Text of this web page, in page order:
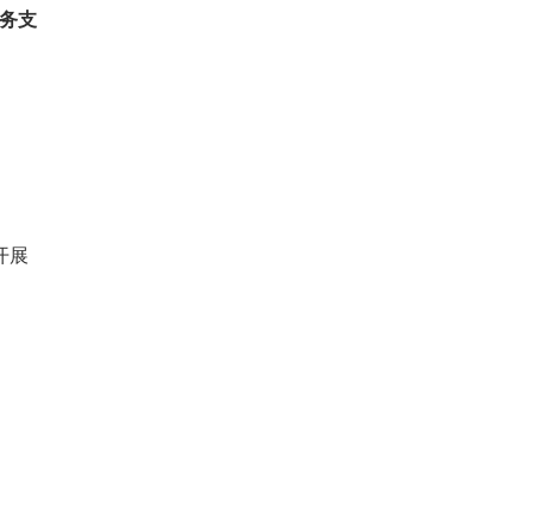
支
展